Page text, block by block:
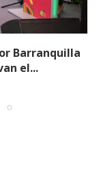
explosivas